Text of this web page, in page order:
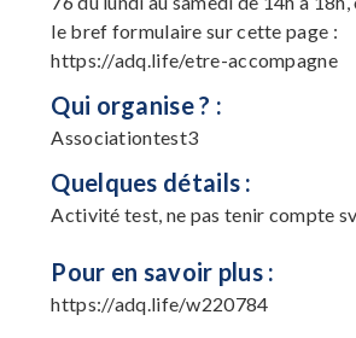
le bref formulaire sur cette page :
https://adq.life/etre-accompagne
Qui organise ? :
Associationtest3
Quelques détails :
Activité test, ne pas tenir compte
Pour en savoir plus :
https://adq.life/w220784